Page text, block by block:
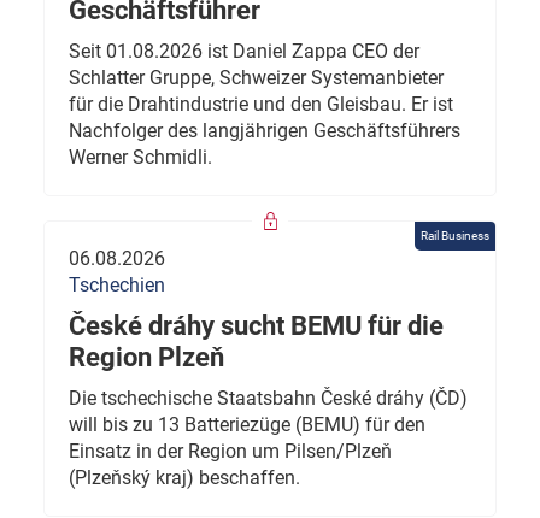
Geschäftsführer
Seit 01.08.2026 ist Daniel Zappa CEO der
Schlatter Gruppe, Schweizer Systemanbieter
für die Drahtindustrie und den Gleisbau. Er ist
Nachfolger des langjährigen Geschäftsführers
Werner Schmidli.
Rail Business
06.08.2026
Tschechien
České dráhy sucht BEMU für die
Region Plzeň
Die tschechische Staatsbahn České dráhy (ČD)
will bis zu 13 Batteriezüge (BEMU) für den
Einsatz in der Region um Pilsen/Plzeň
(Plzeňský kraj) beschaffen.